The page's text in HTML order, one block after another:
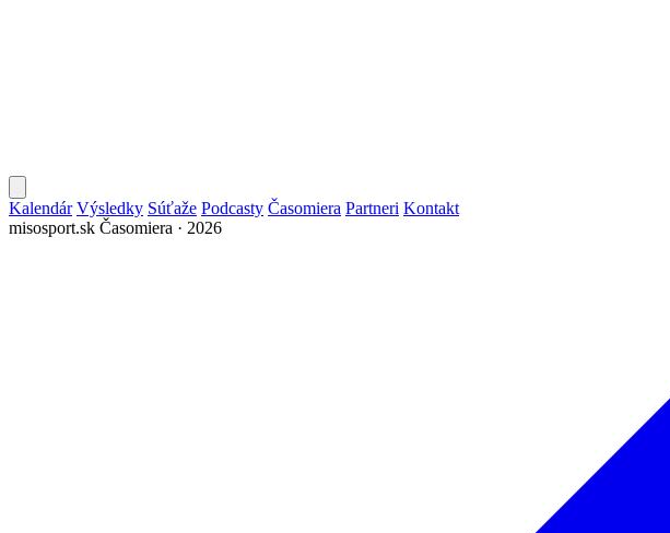
Kalendár Výsledky Súťaže Podcasty Časomiera Partneri Kontakt
misosport.sk Časomiera · 2026